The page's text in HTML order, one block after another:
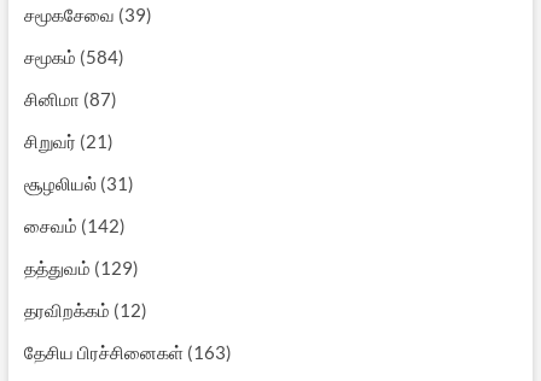
சமூகசேவை (39)
சமூகம் (584)
சினிமா (87)
சிறுவர் (21)
சூழலியல்(31)
சைவம் (142)
தத்துவம் (129)
தரவிறக்கம் (12)
தேசிய பிரச்சினைகள்(163)